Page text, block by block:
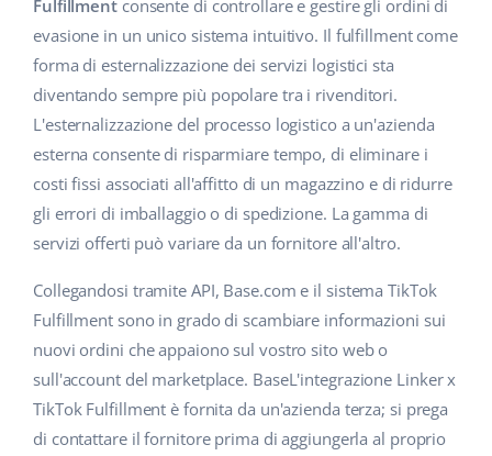
Gestione Spedizioni
Workflow Automation
Base Connect
AI per l'e-commerce
Prodotti per bambini
Elettronica
Automotive
Food&Grocery
Moda
Centro Assistenza
Academy
Blog
Servizi
Audit dell'account
Altro
Calcolatore dei vantaggi
english (GB)
english (IN)
čeština
deutsch
español (AR)
español (MX)
Fulfillmentconsente di controllare e gestire gli ordini di
evasione in un unico sistema intuitivo. Il fulfillment come
forma di esternalizzazione dei servizi logistici sta
diventando sempre più popolare tra i rivenditori.
L'esternalizzazione del processo logistico a un'azienda
esterna consente di risparmiare tempo, di eliminare i
costi fissi associati all'affitto di un magazzino e di ridurre
gli errori di imballaggio o di spedizione. La gamma di
servizi offerti può variare da un fornitore all'altro.
Collegandosi tramite API, Base.com e il sistema TikTok
Fulfillment sono in grado di scambiare informazioni sui
nuovi ordini che appaiono sul vostro sito web o
sull'account del marketplace. BaseL'integrazione Linker x
TikTok Fulfillment è fornita da un'azienda terza; si prega
di contattare il fornitore prima di aggiungerla al proprio